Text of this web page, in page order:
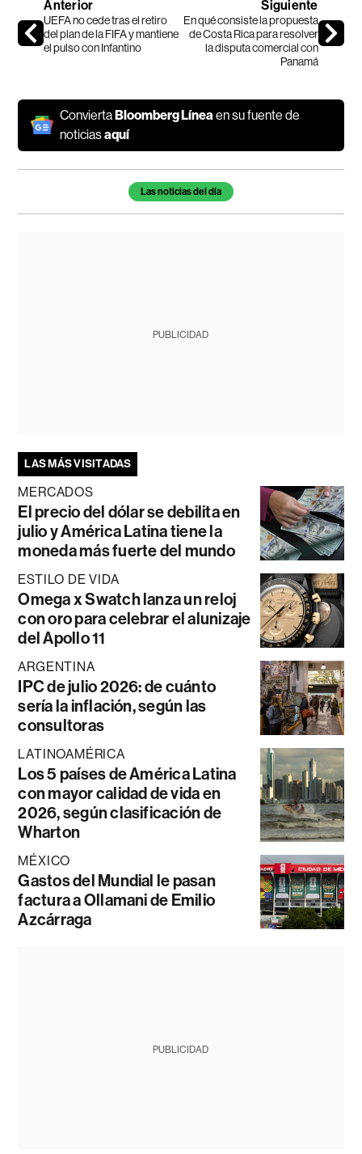
Anterior
UEFA no cede tras el retiro
del plan de la FIFA y mantiene
el pulso con Infantino
Siguiente
En qué consiste la propuesta
de Costa Rica para resolver
la disputa comercial con
Panamá
ConviertaBloomberg Línea en su fuente de
noticiasaquí
Temas de este artículoLas noticias del día
PUBLICIDAD
LAS MÁS VISITADAS
MERCADOS
El precio del dólar se debilita en
julio y América Latina tiene la
moneda más fuerte del mundo
ESTILO DE VIDA
Omega x Swatch lanza un reloj
con oro para celebrar el alunizaje
del Apollo 11
ARGENTINA
IPC de julio 2026: de cuánto
sería la inflación, según las
consultoras
LATINOAMÉRICA
Los 5 países de América Latina
con mayor calidad de vida en
2026, según clasificación de
Wharton
MÉXICO
Gastos del Mundial le pasan
factura a Ollamani de Emilio
Azcárraga
PUBLICIDAD